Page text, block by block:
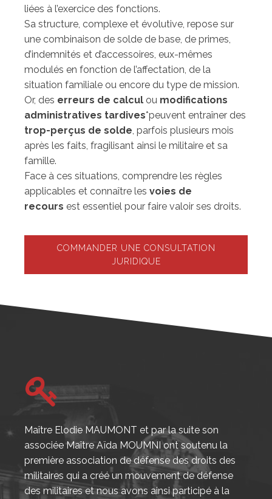
liées à l’exercice des fonctions.
Sa structure, complexe et évolutive, repose sur
une combinaison de solde de base, de primes,
d’indemnités et d’accessoires, eux-mêmes
modulés en fonction de l’affectation, de la
situation familiale ou encore du type de mission.
Or, des erreurs de calcul ou modifications
administratives tardives*peuvent entraîner des
trop-perçus de solde , parfois plusieurs mois
après les faits, fragilisant ainsi le militaire et sa
famille.
Face à ces situations, comprendre les règles
applicables et connaître les voies de
recours est essentiel pour faire valoir ses droits.
COMMANDER UNE CONSULTATION
JURIDIQUE
Maître Elodie MAUMONT et par la suite son
associée Maître Aïda MOUMNI ont soutenu la
première association de défense des droits des
militaires qui a créé un mouvement de défense
des militaires et nous avons ainsi participé à la